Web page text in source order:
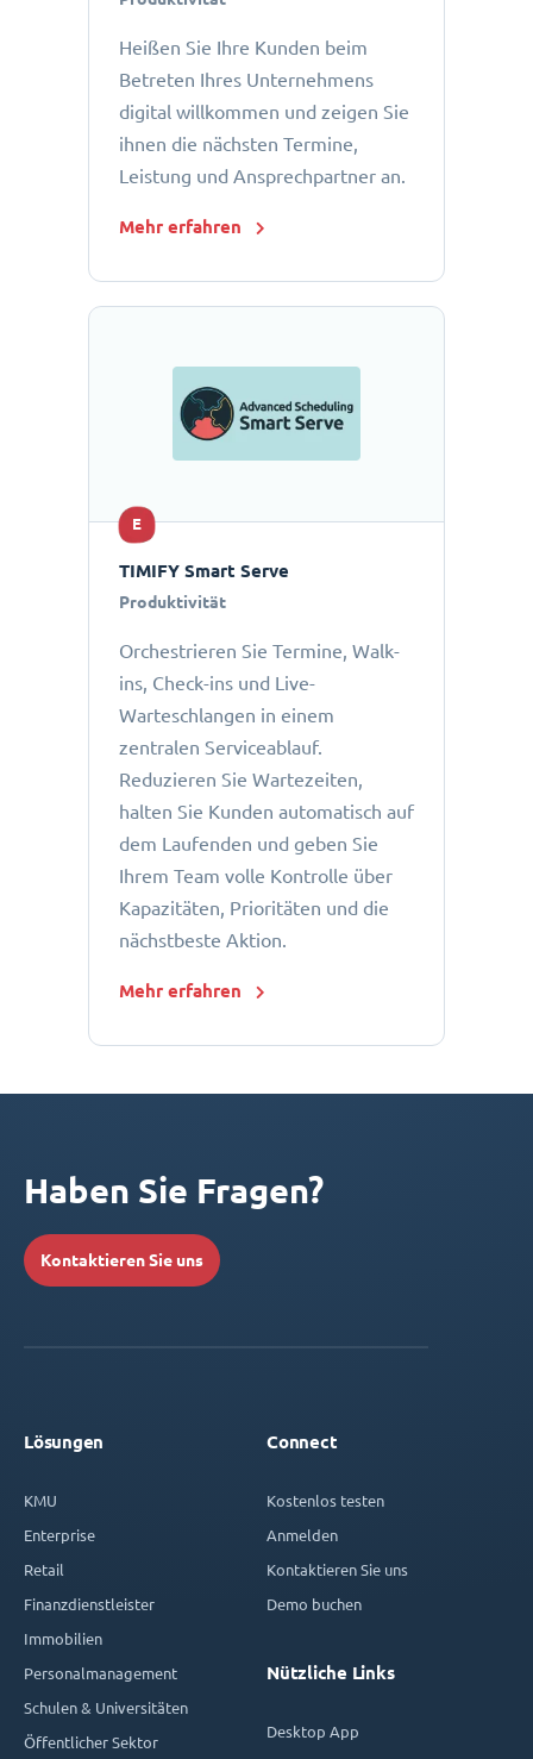
Heißen Sie Ihre Kunden beim
Betreten Ihres Unternehmens
digital willkommen und zeigen Sie
ihnen die nächsten Termine,
Leistung und Ansprechpartner an.
Mehr erfahren
E
TIMIFY Smart Serve
Produktivität
Orchestrieren Sie Termine, Walk-
ins, Check-ins und Live-
Warteschlangen in einem
zentralen Serviceablauf.
Reduzieren Sie Wartezeiten,
halten Sie Kunden automatisch auf
dem Laufenden und geben Sie
Ihrem Team volle Kontrolle über
Kapazitäten, Prioritäten und die
nächstbeste Aktion.
Mehr erfahren
Haben Sie Fragen?
Kontaktieren Sie uns
Lösungen
KMU
Enterprise
Retail
Finanzdienstleister
Immobilien
Personalmanagement
Schulen & Universitäten
Öffentlicher Sektor
Connect
Kostenlos testen
Anmelden
Kontaktieren Sie uns
Demo buchen
Nützliche Links
Desktop App